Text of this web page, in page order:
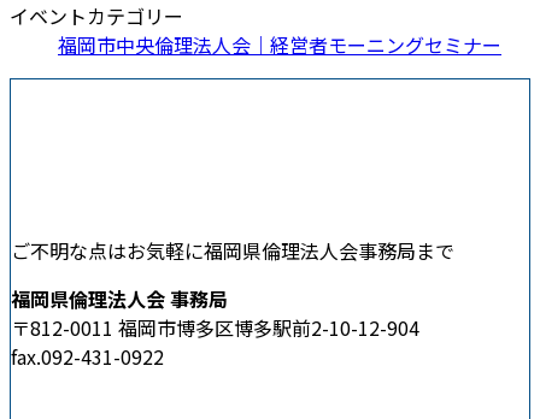
イベントカテゴリー
福岡市中央倫理法人会｜経営者モーニングセミナー
ご不明な点はお気軽に福岡県倫理法人会事務局まで
福岡県倫理法人会 事務局
〒812-0011 福岡市博多区博多駅前2-10-12-904
fax.092-431-0922